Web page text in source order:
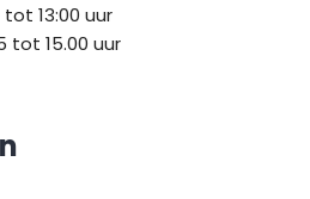
tot 13:00 uur
tot 15.00 uur